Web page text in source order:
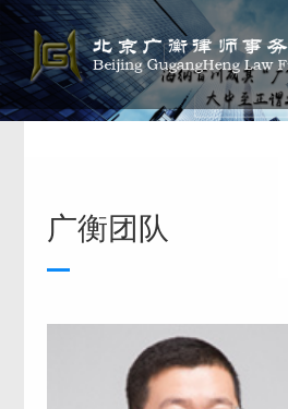
广衡团队